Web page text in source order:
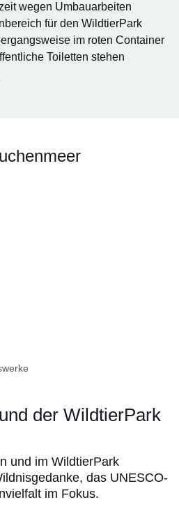
wegen Umbauarbeiten
für den WildtierPark
im roten Container
Toiletten stehen
der WildtierPark
und im WildtierPark
das UNESCO-
im Fokus.